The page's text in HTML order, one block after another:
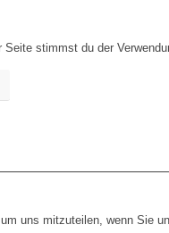
stimmst du der
uns mitzuteilen, wenn Sie